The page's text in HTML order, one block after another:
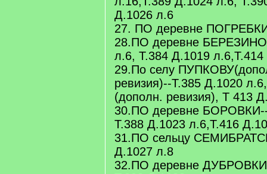
Д.1026 л.6
27. ПО деревне
28.ПО деревне
л.6, Т.384 Д.1019
29.По селу
ревизия)--Т.385 Д.1020
(дополн. ревизия), Т 413
30.ПО деревне
Т.388 Д.1023 л.6,Т.416
31.ПО сельцу
Д.1027 л.8
32.ПО деревне